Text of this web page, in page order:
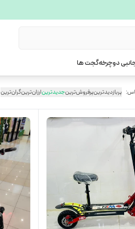
دوچرخهگجت ها
پربازدیدترینپرفروش‌ترینجدیدترینارزان‌ترینگران‌ترین